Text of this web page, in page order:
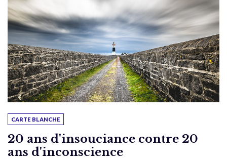
CARTE BLANCHE
20 ans d'insouciance contre 20
ans d'inconscience